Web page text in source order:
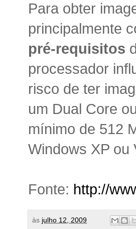
Para obter
principalmente
pré-requisitos
processador
risco de ter
um Dual Core
mínimo de 512
Windows XP ou
Fonte: http://
às julho 12, 2009